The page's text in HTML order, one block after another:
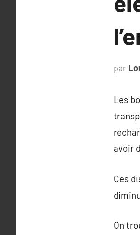
par
Les
avoir
Ces
On